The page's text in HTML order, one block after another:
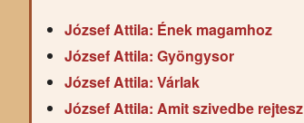
József Attila: Ének magamhoz
József Attila: Gyöngysor
József Attila: Várlak
József Attila: Amit szivedbe rejtesz